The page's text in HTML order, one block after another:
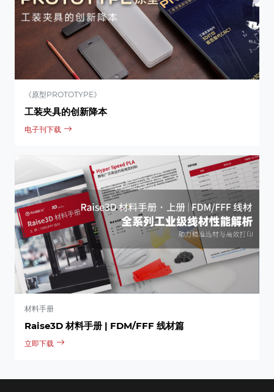
《原型PROTOTYPE》
工装夹具的创新降本
电子刊下载
材料手册
Raise3D 材料手册 | FDM/FFF 线材篇
立即下载